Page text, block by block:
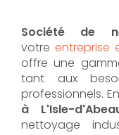
Société de
votreentreprise
offre une
tant aux
professionnels.
à L'Isle-
nettoyage